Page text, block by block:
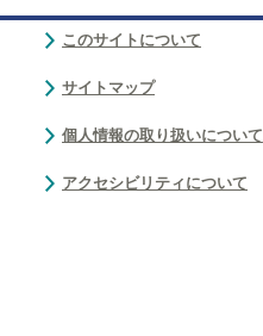
このサイトについて
サイトマップ
個人情報の取り扱いについて
アクセシビリティについて